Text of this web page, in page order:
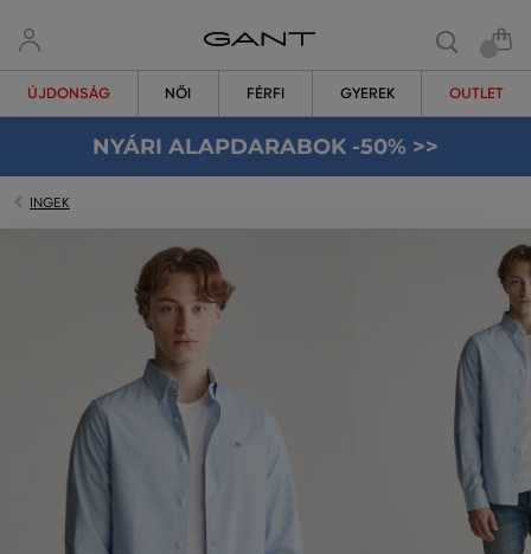
ÚJDONSÁG NŐI FÉRFI GYEREK OUTLET
NYÁRI ALAPDARABOK -50% >>
INGEK